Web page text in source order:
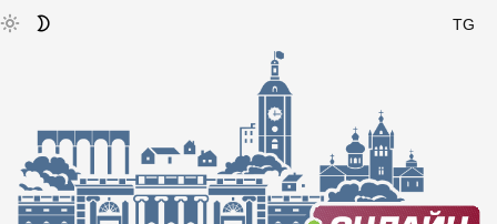
TG